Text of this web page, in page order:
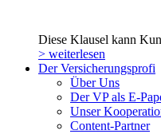
Diese Klausel kann
> weiterlesen
Der Versicherungsprofi
Über Uns
Der VP als E-
Unser
Content-Partner